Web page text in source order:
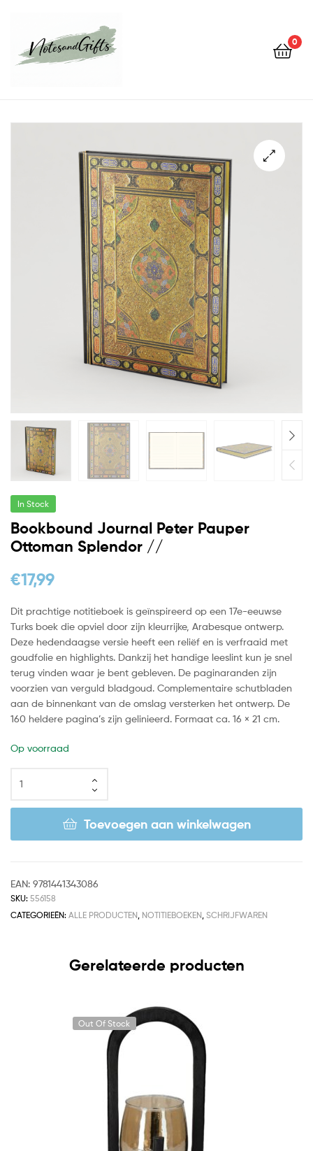
0
In Stock
Bookbound Journal Peter Pauper
Ottoman Splendor //
€17,99
Dit prachtige notitieboek is geïnspireerd op een 17e-eeuwse
Turks boek die opviel door zijn kleurrijke, Arabesque ontwerp.
Deze hedendaagse versie heeft een reliëf en is verfraaid met
goudfolie en highlights. Dankzij het handige leeslint kun je snel
terug vinden waar je bent gebleven. De paginaranden zijn
voorzien van verguld bladgoud. Complementaire schutbladen
aan de binnenkant van de omslag versterken het ontwerp. De
160 heldere pagina’s zijn gelinieerd. Formaat ca. 16 × 21 cm.
Op voorraad
Toevoegen aan winkelwagen
EAN: 9781441343086
SKU: 556158
CATEGORIEËN: ALLE PRODUCTEN NOTITIEBOEKEN SCHRIJFWAREN
Gerelateerde producten
Out Of Stock